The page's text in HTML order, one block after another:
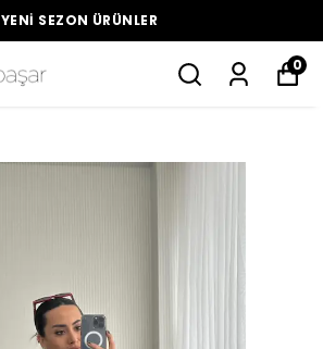
YENI SEZON ÜRÜNLER
0